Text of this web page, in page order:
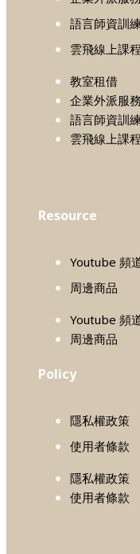
語言師資訓練
雲飛線上課
教室租借
企業外派服務
語言師資訓練
雲飛線上課
Resource
Youtube 頻
周邊商品
Youtube 頻
周邊商品
Policy
隱私權政策
使用者條款
隱私權政策
使用者條款